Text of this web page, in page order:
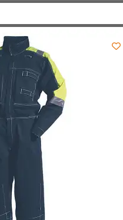
meerdere
variaties.
Deze
optie
kan
gekozen
worden
op
productpagina